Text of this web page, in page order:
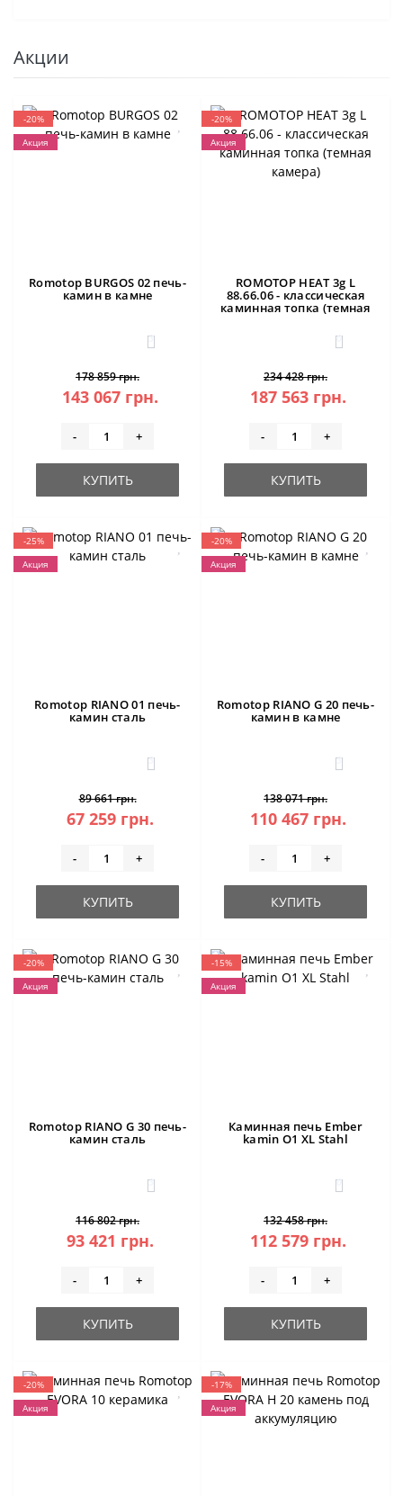
Акции
-20%
Акция
Romotop BURGOS 02 печь-
камин в камне
3
178 859 грн.
143 067 грн.
- +
КУПИТЬ
-20%
Акция
ROMOTOP HEAT 3g L
88.66.06 - классическая
каминная топка (темная
0
234 428 грн.
187 563 грн.
- +
КУПИТЬ
-25%
Акция
Romotop RIANO 01 печь-
камин сталь
3
89 661 грн.
67 259 грн.
- +
КУПИТЬ
-20%
Акция
Romotop RIANO G 20 печь-
камин в камне
3
138 071 грн.
110 467 грн.
- +
КУПИТЬ
-20%
Акция
Romotop RIANO G 30 печь-
камин сталь
3
116 802 грн.
93 421 грн.
- +
КУПИТЬ
-15%
Акция
Каминная печь Ember
kamin O1 XL Stahl
0
132 458 грн.
112 579 грн.
- +
КУПИТЬ
-20%
Акция
-17%
Акция